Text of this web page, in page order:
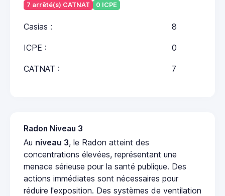
7 arrêté(s) CATNAT
0 ICPE
Casias : 8
ICPE : 0
CATNAT : 7
Radon Niveau 3
Au niveau 3, le Radon atteint des
concentrations élevées, représentant une
menace sérieuse pour la santé publique. Des
actions immédiates sont nécessaires pour
réduire l'exposition. Des systèmes de ventilation